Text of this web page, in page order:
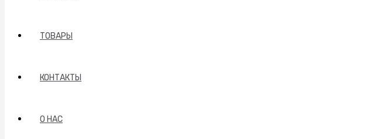
ТОВАРЫ
КОНТАКТЫ
О НАС